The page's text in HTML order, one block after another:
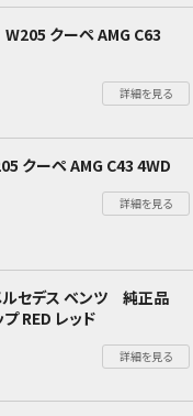
クーペ AMG C63
詳細を見る
プリング W205 クーペ AMG C43 4WD
詳細を見る
セデス ベンツ 純正品
プ RED レッド
詳細を見る